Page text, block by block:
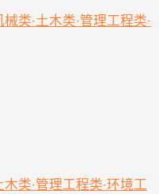
类·土木类·管理工程类·
类·管理工程类·环境工